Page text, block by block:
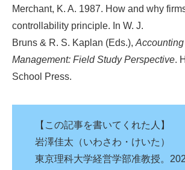
Merchant, K. A. 1987. How and why
controllability principle. In W. J.
Bruns & R. S. Kaplan (Eds.),
Management: Field Study Perspective.
School Press.
【この記事を書いてくれた人】
岩澤佳太（いわさわ・けいた）
東京理科大学経営学部准教授。